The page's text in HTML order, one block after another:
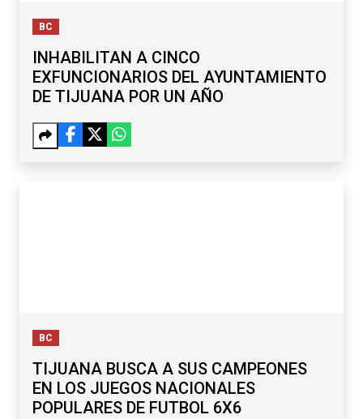
BC
INHABILITAN A CINCO
EXFUNCIONARIOS DEL AYUNTAMIENTO
DE TIJUANA POR UN AÑO
BC
TIJUANA BUSCA A SUS CAMPEONES
EN LOS JUEGOS NACIONALES
POPULARES DE FUTBOL 6X6